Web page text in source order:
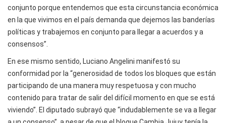
conjunto porque entendemos que esta circunstancia económica
en la que vivimos en el país demanda que dejemos las banderías
políticas y trabajemos en conjunto para llegar a acuerdos y a
consensos”.
En ese mismo sentido, Luciano Angelini manifestó su
conformidad por la “generosidad de todos los bloques que están
participando de una manera muy respetuosa y con mucho
contenido para tratar de salir del difícil momento en que se está
viviendo”. El diputado subrayó que “indudablemente se va a llegar